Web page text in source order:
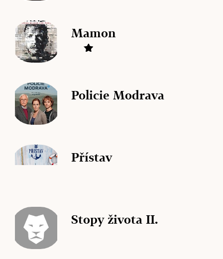
Mamon
Policie Modrava
Přístav
Stopy života II.